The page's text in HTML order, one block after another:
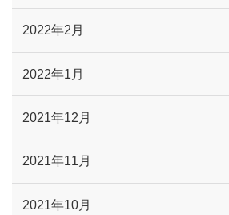
2022年2月
2022年1月
2021年12月
2021年11月
2021年10月